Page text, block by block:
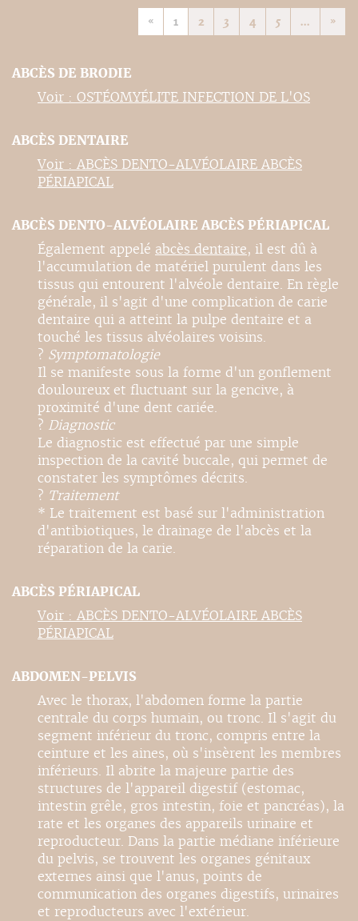
« 1 2 3 4 5 ... »
ABCÈS DE BRODIE
Voir : OSTÉOMYÉLITE INFECTION DE L'OS
ABCÈS DENTAIRE
Voir : ABCÈS DENTO-ALVÉOLAIRE ABCÈS
PÉRIAPICAL
ABCÈS DENTO-ALVÉOLAIRE ABCÈS PÉRIAPICAL
Également appelé abcès dentaire, il est dû à
l'accumulation de matériel purulent dans les
tissus qui entourent l'alvéole dentaire. En règle
générale, il s'agit d'une complication de carie
dentaire qui a atteint la pulpe dentaire et a
touché les tissus alvéolaires voisins.
? Symptomatologie
Il se manifeste sous la forme d'un gonflement
douloureux et fluctuant sur la gencive, à
proximité d'une dent cariée.
? Diagnostic
Le diagnostic est effectué par une simple
inspection de la cavité buccale, qui permet de
constater les symptômes décrits.
? Traitement
* Le traitement est basé sur l'administration
d'antibiotiques, le drainage de l'abcès et la
réparation de la carie.
ABCÈS PÉRIAPICAL
Voir : ABCÈS DENTO-ALVÉOLAIRE ABCÈS
PÉRIAPICAL
ABDOMEN-PELVIS
Avec le thorax, l'abdomen forme la partie
centrale du corps humain, ou tronc. Il s'agit du
segment inférieur du tronc, compris entre la
ceinture et les aines, où s'insèrent les membres
inférieurs. Il abrite la majeure partie des
structures de l'appareil digestif (estomac,
intestin grêle, gros intestin, foie et pancréas), la
rate et les organes des appareils urinaire et
reproducteur. Dans la partie médiane inférieure
du pelvis, se trouvent les organes génitaux
externes ainsi que l'anus, points de
communication des organes digestifs, urinaires
et reproducteurs avec l'extérieur.